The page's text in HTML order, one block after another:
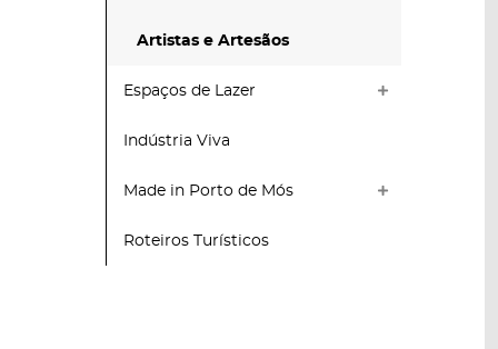
Artistas e Artesãos
Espaços de Lazer
Indústria Viva
Made in Porto de Mós
Roteiros Turísticos